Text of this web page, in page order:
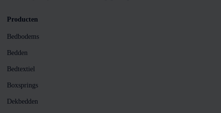
Producten
Bedbodems
Bedden
Bedtextiel
Boxsprings
Dekbedden